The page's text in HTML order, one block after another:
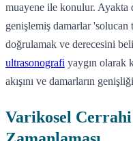
muayene ile konulur. Ayakta
genişlemiş damarlar 'solucan
doğrulamak ve derecesini
ultrasonografi yaygın olarak
akışını ve damarların
Varikosel Cerrahi